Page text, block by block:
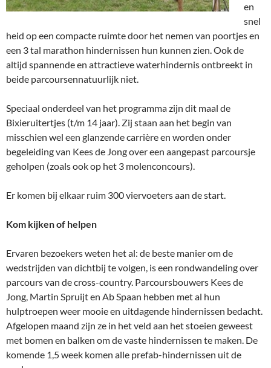
en
snel
heid op een compacte ruimte door het nemen van poortjes en
een 3 tal marathon hindernissen hun kunnen zien. Ook de
altijd spannende en attractieve waterhindernis ontbreekt in
beide parcoursennatuurlijk niet.
Speciaal onderdeel van het programma zijn dit maal de
Bixieruitertjes (t/m 14 jaar). Zij staan aan het begin van
misschien wel een glanzende carrière en worden onder
begeleiding van Kees de Jong over een aangepast parcoursje
geholpen (zoals ook op het 3 molenconcours).
Er komen bij elkaar ruim 300 viervoeters aan de start.
Kom kijken of helpen
Ervaren bezoekers weten het al: de beste manier om de
wedstrijden van dichtbij te volgen, is een rondwandeling over
parcours van de cross-country. Parcoursbouwers Kees de
Jong, Martin Spruijt en Ab Spaan hebben met al hun
hulptroepen weer mooie en uitdagende hindernissen bedacht.
Afgelopen maand zijn ze in het veld aan het stoeien geweest
met bomen en balken om de vaste hindernissen te maken. De
komende 1,5 week komen alle prefab-hindernissen uit de